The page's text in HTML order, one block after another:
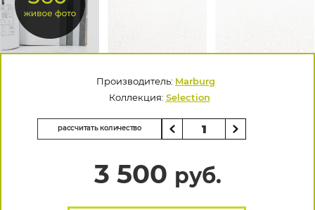
Производитель: Marburg
Коллекция: Selection
рассчитать количество
3 500 руб.